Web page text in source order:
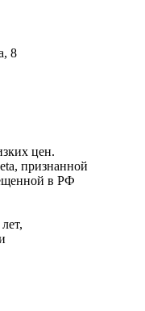
8
цен.
признанной
в РФ